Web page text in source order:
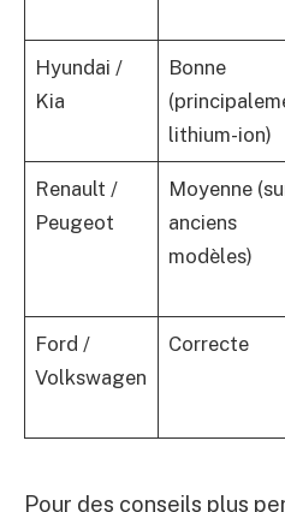
Hyundai /
Kia
Bonne
lithium-ion)
Renault /
Peugeot
Moyenne
anciens
modèles)
Ford /
Volkswagen
Correcte
Pour des conseils plus